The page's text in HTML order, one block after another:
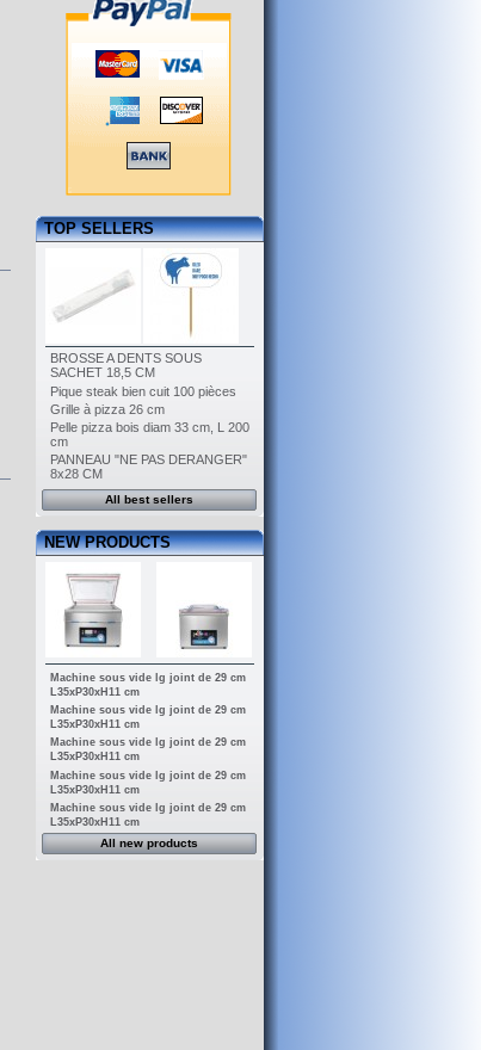
TOP SELLERS
BROSSE A DENTS SOUS
SACHET 18,5 CM
Pique steak bien cuit 100 pièces
Grille à pizza 26 cm
Pelle pizza bois diam 33 cm, L 200
cm
PANNEAU "NE PAS DERANGER"
8x28 CM
All best sellers
NEW PRODUCTS
Machine sous vide lg joint de 29 cm
L35xP30xH11 cm
Machine sous vide lg joint de 29 cm
L35xP30xH11 cm
Machine sous vide lg joint de 29 cm
L35xP30xH11 cm
Machine sous vide lg joint de 29 cm
L35xP30xH11 cm
Machine sous vide lg joint de 29 cm
L35xP30xH11 cm
All new products